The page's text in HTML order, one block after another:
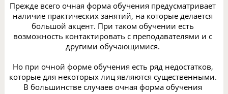
Прежде всего очная форма обучения предусматривает
наличие практических занятий, на которые делается
большой акцент. При таком обучении есть
возможность контактировать с преподавателями и с
другими обучающимися.
Но при очной форме обучения есть ряд недостатков,
которые для некоторых лиц являются существенными.
В большинстве случаев очная форма обучения